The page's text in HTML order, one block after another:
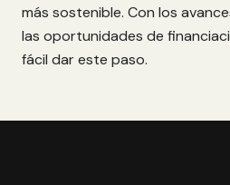
más sostenible. Con los
las oportunidades de
fácil dar este paso.